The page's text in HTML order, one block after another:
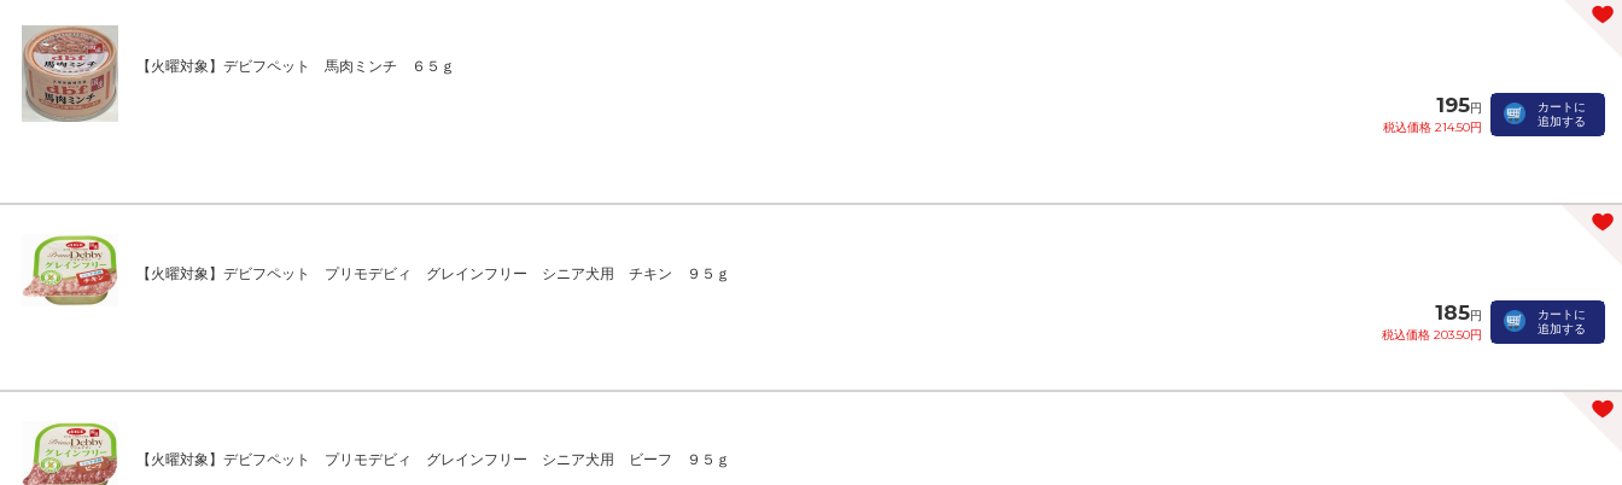
【火曜対象】デビフペット 馬肉ミンチ ６５ｇ
195円
税込価格 214.50円
カートに
追加する
【火曜対象】デビフペット プリモデビィ グレインフリー シニア犬用 チキン ９５ｇ
185円
税込価格 203.50円
カートに
追加する
【火曜対象】デビフペット プリモデビィ グレインフリー シニア犬用 ビーフ ９５ｇ